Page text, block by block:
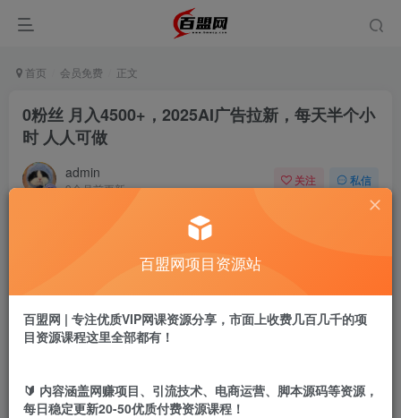
首页 会员免费 正文
0粉丝 月入4500+，2025AI广告拉新，每天半个小
时 人人可做
admin
9个月前更新
关注 私信
盟币 9.9
立即购买
百盟网项目资源站
百盟网 | 专注优质VIP网课资源分享，市面上收费几百几千的项
目资源课程这里全部都有！
🔰 内容涵盖网赚项目、引流技术、电商运营、脚本源码等资源，
每日稳定更新20-50优质付费资源课程！